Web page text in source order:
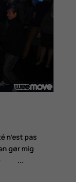
n’est pas
gør mig
...